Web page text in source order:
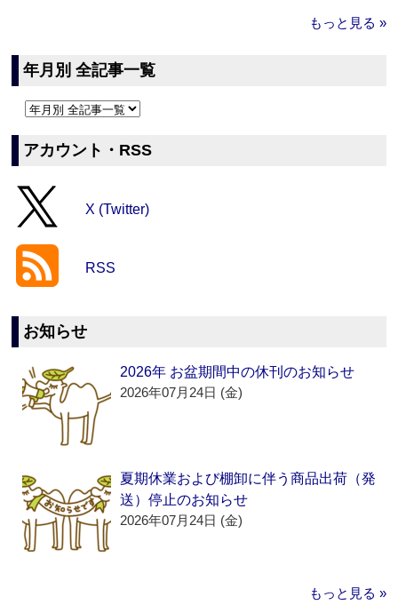
もっと見る »
年月別 全記事一覧
アカウント・RSS
X (Twitter)
RSS
お知らせ
2026年 お盆期間中の休刊のお知らせ
2026年07月24日 (金)
夏期休業および棚卸に伴う商品出荷（発
送）停止のお知らせ
2026年07月24日 (金)
もっと見る »